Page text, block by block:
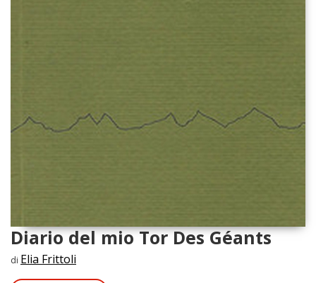
Diario del mio Tor Des Géants
di Elia Frittoli